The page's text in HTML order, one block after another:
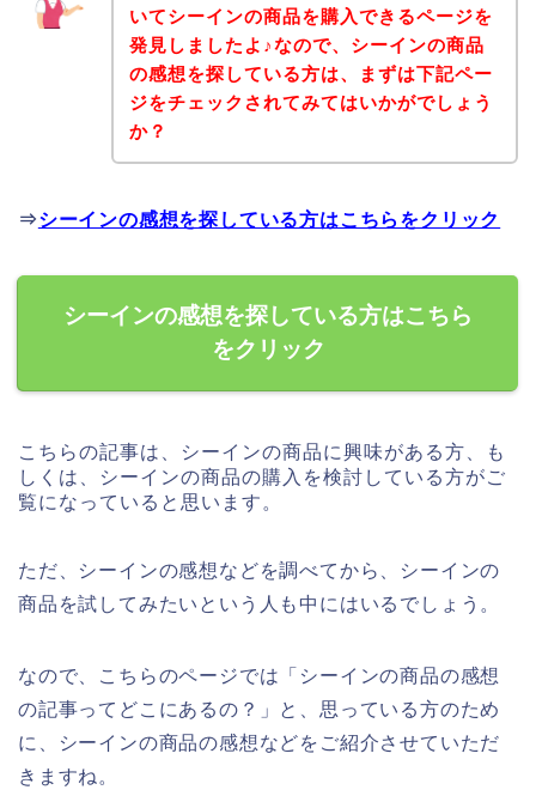
いてシーインの商品を購入できるページを
発見しましたよ♪なので、シーインの商品
の感想を探している方は、まずは下記ペー
ジをチェックされてみてはいかがでしょう
か？
⇒シーインの感想を探している方はこちらをクリック
シーインの感想を探している方はこちら
をクリック
こちらの記事は、シーインの商品に興味がある方、も
しくは、シーインの商品の購入を検討している方がご
覧になっていると思います。
ただ、シーインの感想などを調べてから、シーインの
商品を試してみたいという人も中にはいるでしょう。
なので、こちらのページでは「シーインの商品の感想
の記事ってどこにあるの？」と、思っている方のため
に、シーインの商品の感想などをご紹介させていただ
きますね。